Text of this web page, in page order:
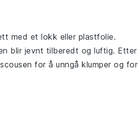
med et lokk eller plastfolie.
blir jevnt tilberedt og luftig. Etter
for å unngå klumper og for